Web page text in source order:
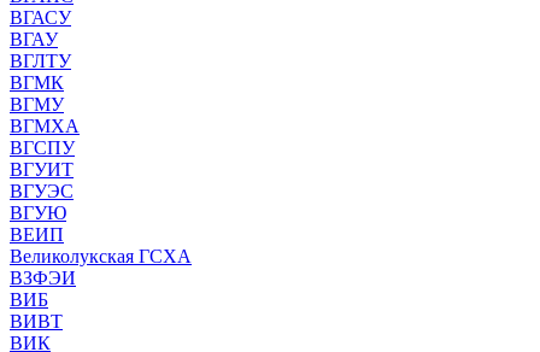
ВГАСУ
ВГАУ
ВГЛТУ
ВГМК
ВГМУ
ВГМХА
ВГСПУ
ВГУИТ
ВГУЭС
ВГУЮ
ВЕИП
Великолукская ГСХА
ВЗФЭИ
ВИБ
ВИВТ
ВИК